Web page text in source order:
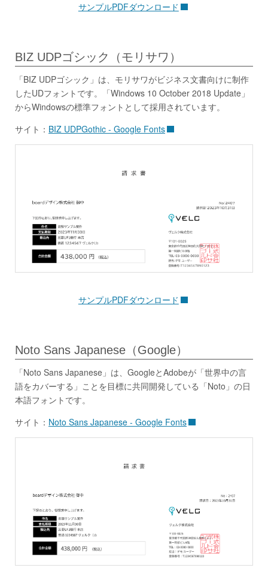
サンプルPDFダウンロード
BIZ UDPゴシック（モリサワ）
「BIZ UDPゴシック」は、モリサワがビジネス文書向けに制作
したUDフォントです。「Windows 10 October 2018 Update」
からWindowsの標準フォントとして採用されています。
サイト： BIZ UDPGothic - Google Fonts
サンプルPDFダウンロード
Noto Sans Japanese（Google）
「Noto Sans Japanese」は、GoogleとAdobeが「世界中の言
語をカバーする」ことを目標に共同開発している「Noto」の日
本語フォントです。
サイト： Noto Sans Japanese - Google Fonts